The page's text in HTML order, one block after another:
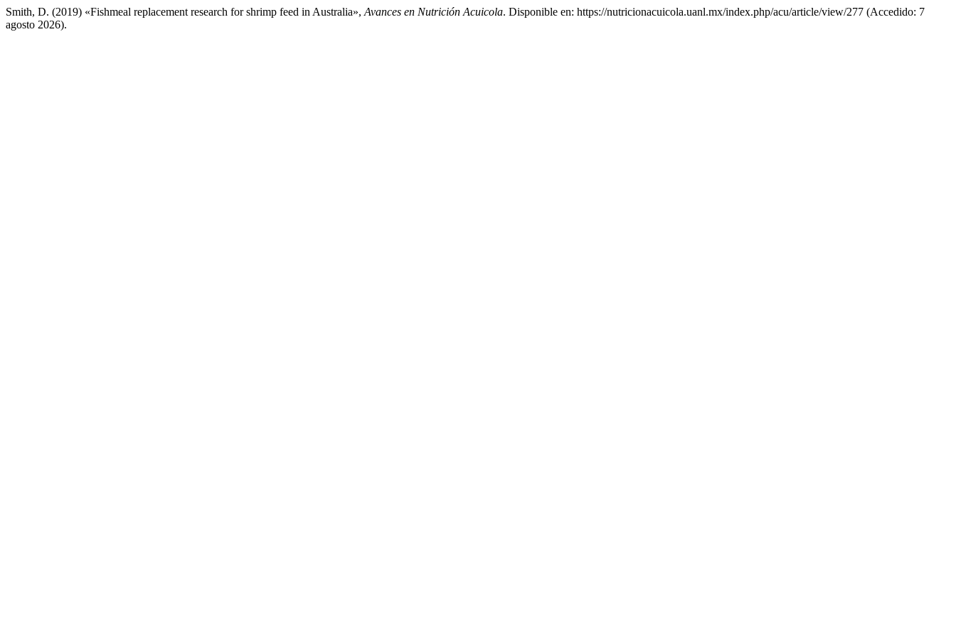
Smith, D. (2019) «Fishmeal replacement research for shrimp feed in Australia», Avances en Nutrición Acuicola. Disponible en: https://nutricionacuicola.uanl.mx/index.php/acu/article/view/277 (Accedido: 7
agosto 2026).